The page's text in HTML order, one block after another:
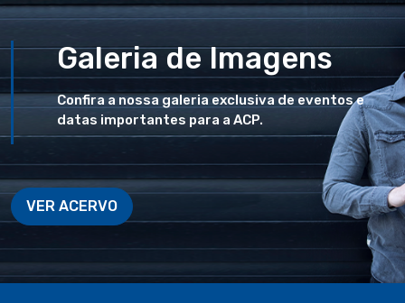
Galeria de Imagens
Confira a nossa galeria exclusiva de eventos e
datas importantes para a ACP.
VER ACERVO